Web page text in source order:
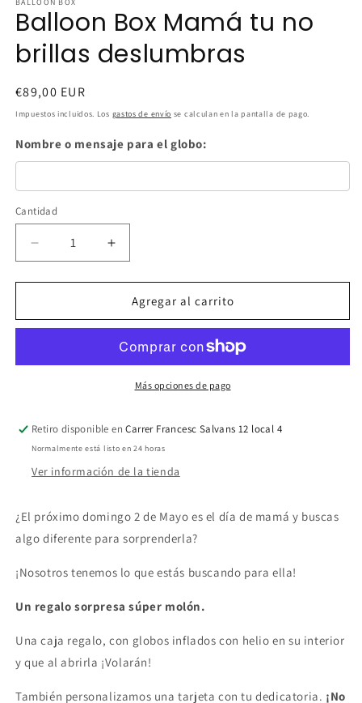
Balloon Box Mamá tu no
brillas deslumbras
Precio
habitual
€89,00 EUR
Impuestos incluidos. Los gastos de envío se calculan en la pantalla de pago.
Nombre o mensaje para el globo:
Cantidad
Cantidad
Reducir
cantidad
para
Box
no
Aumentar
cantidad
para
Balloon
Box
tu
no
brillas
Agregar al carrito
Más opciones de pago
Retiro disponible enCarrer Francesc Salvans 12 local 4
Normalmente está listo en 24 horas
Ver información de la tienda
¿El próximo domingo 2 de Mayo es el día de mamá y buscas
algo diferente para sorprenderla?
¡Nosotros tenemos lo que estás buscando para ella!
Un regalo sorpresa súper molón.
Una caja regalo, con globos inflados con helio en su interior
y que al abrirla ¡Volarán!
También personalizamos una tarjeta con tu dedicatoria. ¡No